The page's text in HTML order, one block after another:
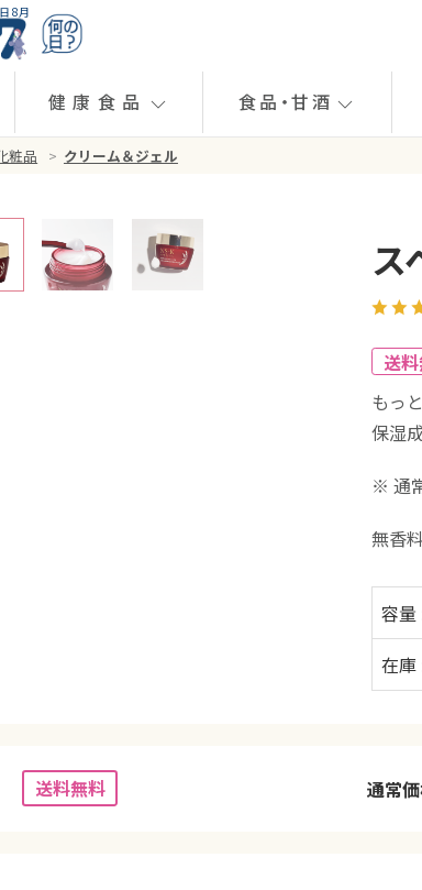
8月
健康食品 食品・甘酒
粧品 > クリーム＆ジェル
ス
送
もっ
保湿
※ 通
無香
容量
在庫
送料無料 通常